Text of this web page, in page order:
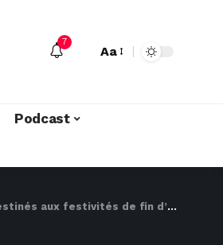
7
Aa
Podcast
festivités de fin d’année 2025